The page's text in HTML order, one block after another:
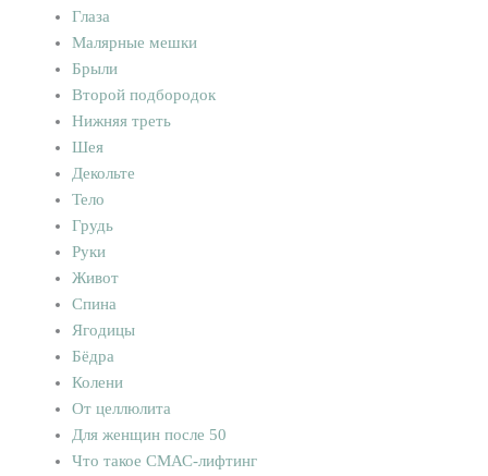
Глаза
Малярные мешки
Брыли
Второй подбородок
Нижняя треть
Шея
Декольте
Тело
Грудь
Руки
Живот
Спина
Ягодицы
Бёдра
Колени
От целлюлита
Для женщин после 50
Что такое СМАС-лифтинг